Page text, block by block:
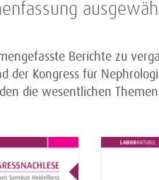
Berichte zu
der Kongress für
die wesentlichen